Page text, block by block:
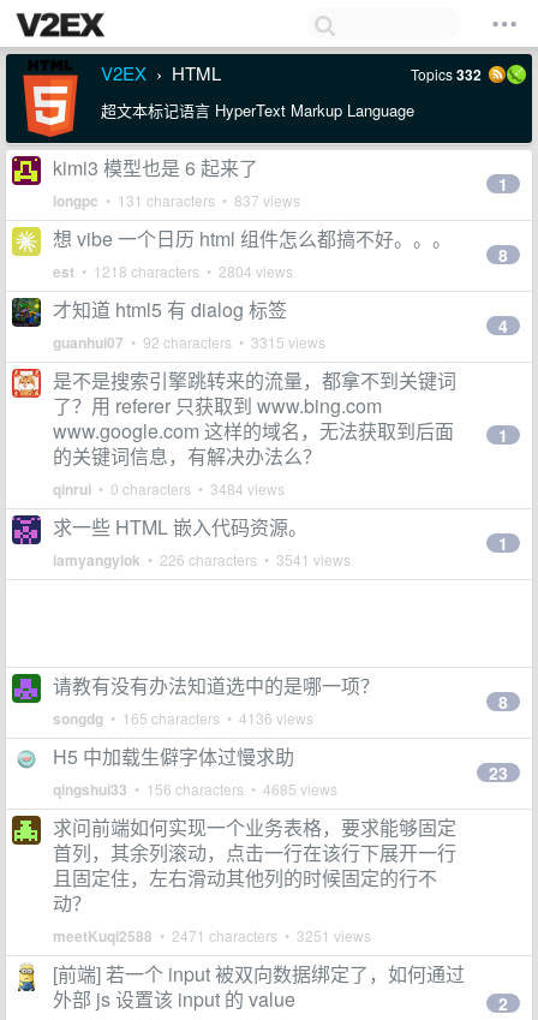
V2EX › HTML Topics332
超文本标记语言 HyperText Markup Language
kimi3 模型也是 6 起来了
longpc • 131 characters • 837 views
1
想 vibe 一个日历 html 组件怎么都搞不好。。。
est • 1218 characters • 2804 views
8
才知道 html5 有 dialog 标签
guanhui07 • 92 characters • 3315 views
4
是不是搜索引擎跳转来的流量，都拿不到关键词
了？用 referer 只获取到 www.bing.com
www.google.com 这样的域名，无法获取到后面
的关键词信息，有解决办法么？
qinrui • 0 characters • 3484 views
1
求一些 HTML 嵌入代码资源。
iamyangyiok • 226 characters • 3541 views
1
请教有没有办法知道选中的是哪一项？
songdg • 165 characters • 4136 views
8
H5 中加载生僻字体过慢求助
qingshui33 • 156 characters • 4685 views
23
求问前端如何实现一个业务表格，要求能够固定
首列，其余列滚动，点击一行在该行下展开一行
且固定住，左右滑动其他列的时候固定的行不
动？
meetKuqi2588 • 2471 characters • 3251 views
[前端] 若一个 input 被双向数据绑定了，如何通过
外部 js 设置该 input 的 value
2